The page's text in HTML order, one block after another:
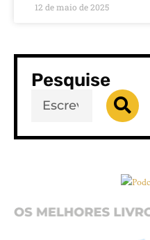
12 de maio de 2025
Pesquise